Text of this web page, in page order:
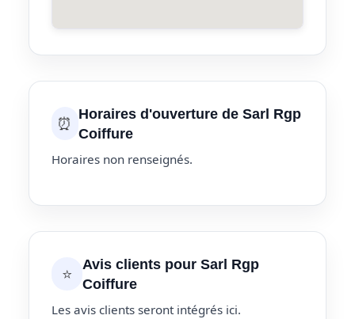
⏰ Horaires d'ouverture de Sarl Rgp
Coiffure
Horaires non renseignés.
⭐
Avis clients pour Sarl Rgp
Coiffure
Les avis clients seront intégrés ici.